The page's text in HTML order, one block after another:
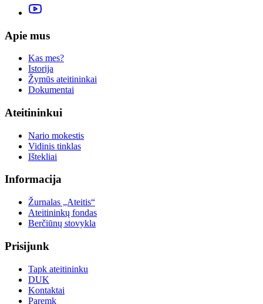
Apie mus
Kas mes?
Istorija
Žymūs ateitininkai
Dokumentai
Ateitininkui
Nario mokestis
Vidinis tinklas
Ištekliai
Informacija
Žurnalas „Ateitis“
Ateitininkų fondas
Berčiūnų stovykla
Prisijunk
Tapk ateitininku
DUK
Kontaktai
Paremk